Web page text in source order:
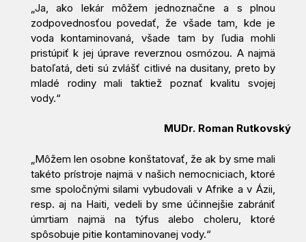
„Ja, ako lekár môžem jednoznačne a s plnou
zodpovednosťou povedať, že všade tam, kde je
voda kontaminovaná, všade tam by ľudia mohli
pristúpiť k jej úprave reverznou osmózou. A najmä
batoľatá, deti sú zvlášť citlivé na dusitany, preto by
mladé rodiny mali taktiež poznať kvalitu svojej
vody.“
MUDr. Roman Rutkovský
„Môžem len osobne konštatovať, že ak by sme mali
takéto prístroje najmä v našich nemocniciach, ktoré
sme spoločnými silami vybudovali v Afrike a v Ázii,
resp. aj na Haiti, vedeli by sme účinnejšie zabrániť
úmrtiam najmä na týfus alebo choleru, ktoré
spôsobuje pitie kontaminovanej vody.“